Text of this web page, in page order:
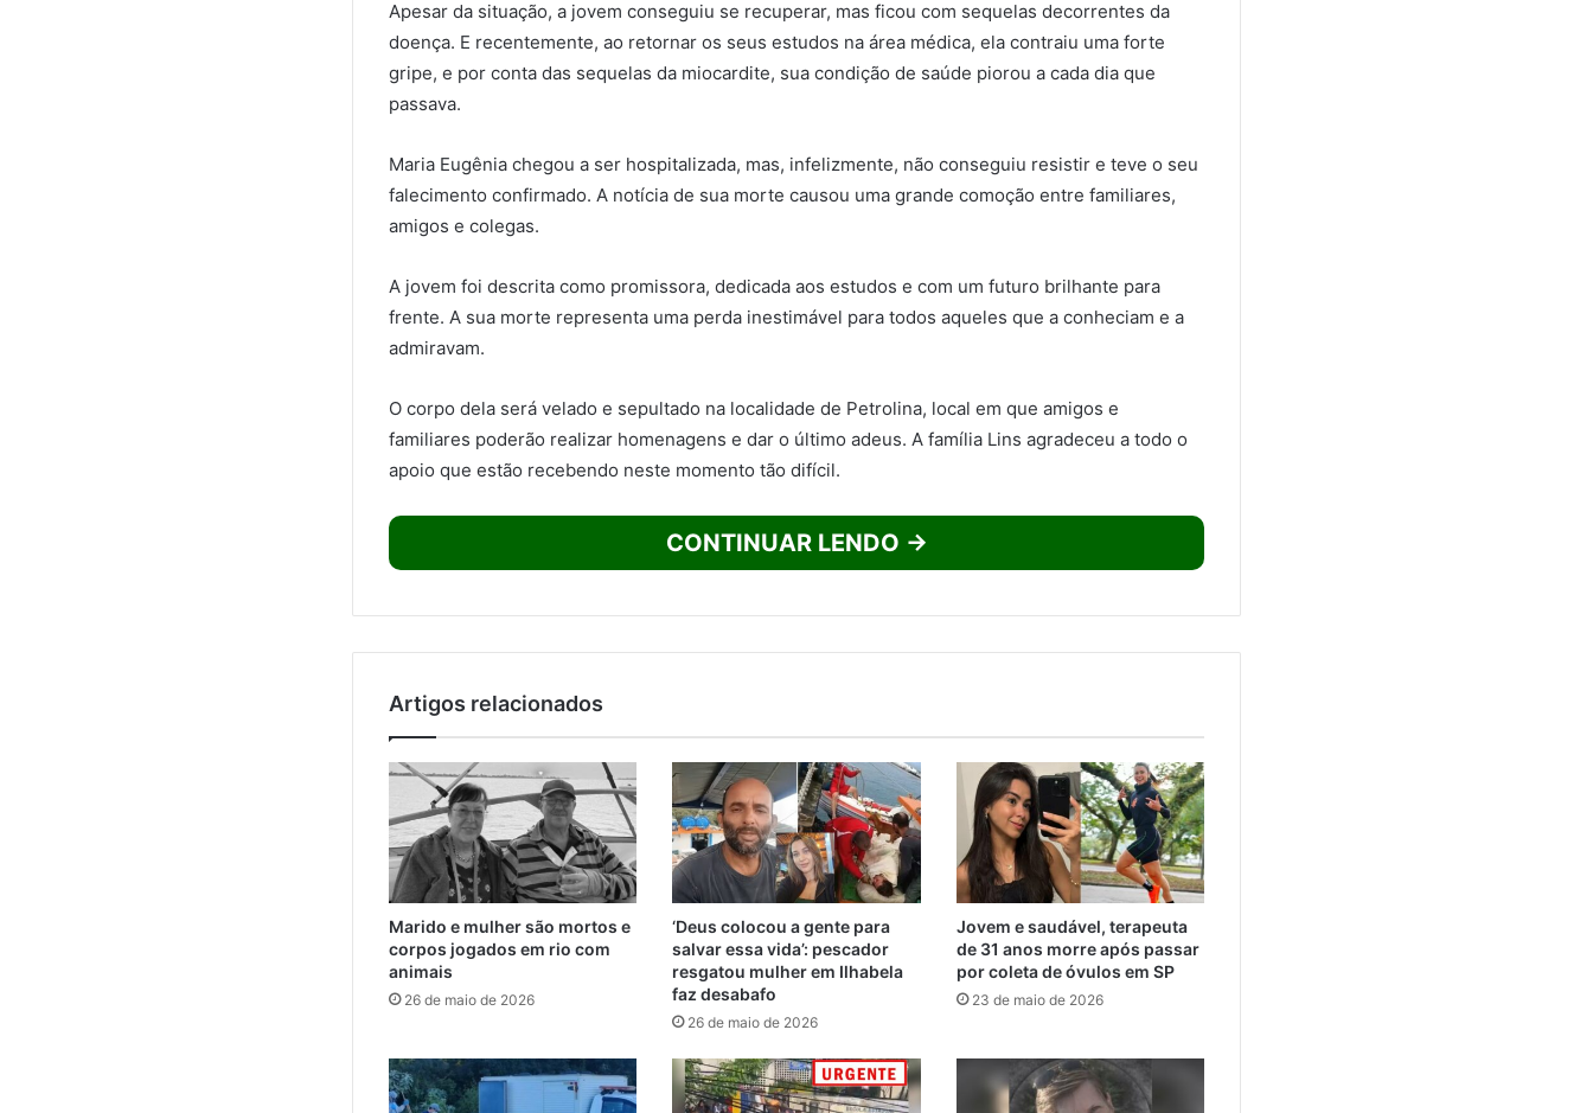
Apesar da situação, a jovem conseguiu se recuperar, mas ficou com sequelas decorrentes da
doença. E recentemente, ao retornar os seus estudos na área médica, ela contraiu uma forte
gripe, e por conta das sequelas da miocardite, sua condição de saúde piorou a cada dia que
passava.
Maria Eugênia chegou a ser hospitalizada, mas, infelizmente, não conseguiu resistir e teve o seu
falecimento confirmado. A notícia de sua morte causou uma grande comoção entre familiares,
amigos e colegas.
A jovem foi descrita como promissora, dedicada aos estudos e com um futuro brilhante para
frente. A sua morte representa uma perda inestimável para todos aqueles que a conheciam e a
admiravam.
O corpo dela será velado e sepultado na localidade de Petrolina, local em que amigos e
familiares poderão realizar homenagens e dar o último adeus. A família Lins agradeceu a todo o
apoio que estão recebendo neste momento tão difícil.
CONTINUAR LENDO →
Artigos relacionados
Marido e mulher são mortos e
corpos jogados em rio com
animais
26 de maio de 2026
‘Deus colocou a gente para
salvar essa vida’: pescador
resgatou mulher em Ilhabela
faz desabafo
26 de maio de 2026
Jovem e saudável, terapeuta
de 31 anos morre após passar
por coleta de óvulos em SP
23 de maio de 2026